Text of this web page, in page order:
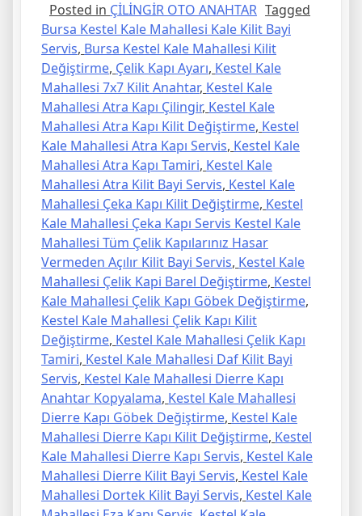
Posted in ÇİLİNGİR OTO ANAHTAR Tagged
Bursa Kestel Kale Mahallesi Kale Kilit Bayi
Servis, Bursa Kestel Kale Mahallesi Kilit
Değiştirme, Çelik Kapı Ayarı, Kestel Kale
Mahallesi 7x7 Kilit Anahtar, Kestel Kale
Mahallesi Atra Kapı Çilingir, Kestel Kale
Mahallesi Atra Kapı Kilit Değiştirme, Kestel
Kale Mahallesi Atra Kapı Servis, Kestel Kale
Mahallesi Atra Kapı Tamiri, Kestel Kale
Mahallesi Atra Kilit Bayi Servis, Kestel Kale
Mahallesi Çeka Kapı Kilit Değiştirme, Kestel
Kale Mahallesi Çeka Kapı Servis Kestel Kale
Mahallesi Tüm Çelik Kapılarınız Hasar
Vermeden Açılır Kilit Bayi Servis, Kestel Kale
Mahallesi Çelik Kapi Barel Değiştirme, Kestel
Kale Mahallesi Çelik Kapı Göbek Değiştirme,
Kestel Kale Mahallesi Çelik Kapı Kilit
Değiştirme, Kestel Kale Mahallesi Çelik Kapı
Tamiri, Kestel Kale Mahallesi Daf Kilit Bayi
Servis, Kestel Kale Mahallesi Dierre Kapı
Anahtar Kopyalama, Kestel Kale Mahallesi
Dierre Kapı Göbek Değiştirme, Kestel Kale
Mahallesi Dierre Kapı Kilit Değiştirme, Kestel
Kale Mahallesi Dierre Kapı Servis, Kestel Kale
Mahallesi Dierre Kilit Bayi Servis, Kestel Kale
Mahallesi Dortek Kilit Bayi Servis, Kestel Kale